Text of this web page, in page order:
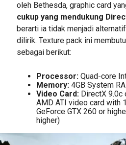
oleh Bethesda, graphic card
cukup yang mendukung
berarti ia tidak menjadi
dilirik. Texture pack ini
sebagai berikut:
Processor:Quad-core
Memory:4GB System
Video Card:DirectX 9.0c
AMD ATI video card with
GeForce GTX 260 or
higher)